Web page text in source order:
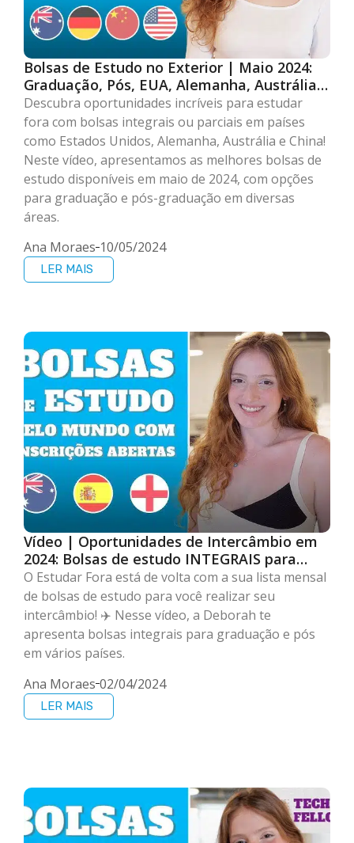
Bolsas de Estudo no Exterior | Maio 2024:
Graduação, Pós, EUA, Alemanha, Austrália,
China e Mais!
Descubra oportunidades incríveis para estudar
fora com bolsas integrais ou parciais em países
como Estados Unidos, Alemanha, Austrália e China!
Neste vídeo, apresentamos as melhores bolsas de
estudo disponíveis em maio de 2024, com opções
para graduação e pós-graduação em diversas
áreas.
Ana Moraes 10/05/2024
LER MAIS
Vídeo | Oportunidades de Intercâmbio em
2024: Bolsas de estudo INTEGRAIS para
Estudar no Exterior!
O Estudar Fora está de volta com a sua lista mensal
de bolsas de estudo para você realizar seu
intercâmbio! ✈️ Nesse vídeo, a Deborah te
apresenta bolsas integrais para graduação e pós
em vários países.
Ana Moraes 02/04/2024
LER MAIS